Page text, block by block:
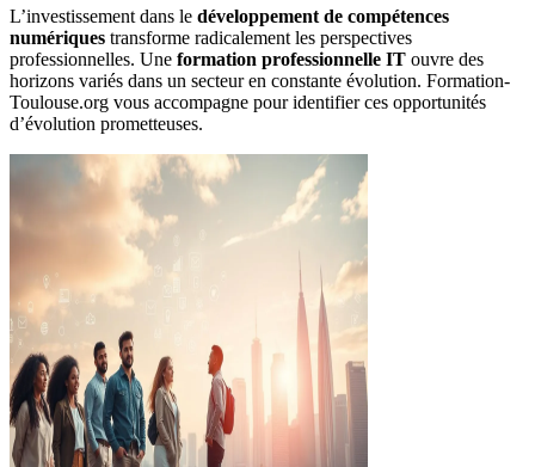
L’investissement dans le développement de compétences
numériques transforme radicalement les perspectives
professionnelles. Une formation professionnelle IT ouvre des
horizons variés dans un secteur en constante évolution. Formation-
Toulouse.org vous accompagne pour identifier ces opportunités
d’évolution prometteuses.